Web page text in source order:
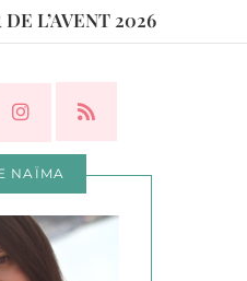
L’AVENT 2026
NAÏMA